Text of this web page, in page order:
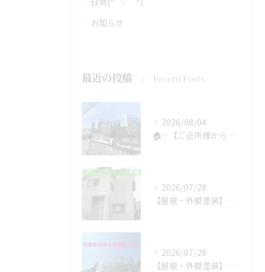
お知らせ
最近の投稿 Recent Posts
2026/08/04
🏠✨【ご近所様からのご紹介で、工事スタート！】✨🏠
2026/07/28
【屋根・外壁塗装】工事着工しました❗️
2026/07/28
【屋根・外壁塗装】着工しました❗️